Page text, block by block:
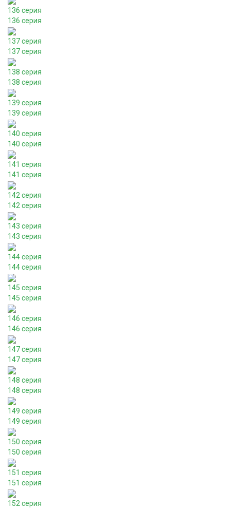
136 серия
136 серия
137 серия
137 серия
138 серия
138 серия
139 серия
139 серия
140 серия
140 серия
141 серия
141 серия
142 серия
142 серия
143 серия
143 серия
144 серия
144 серия
145 серия
145 серия
146 серия
146 серия
147 серия
147 серия
148 серия
148 серия
149 серия
149 серия
150 серия
150 серия
151 серия
151 серия
152 серия